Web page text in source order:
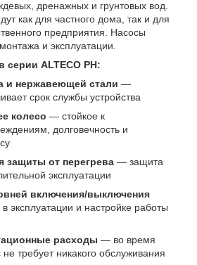
дренажных и грунтовых вод.
как для частного дома, так и для
предприятия. Насосы
и эксплуатации.
серии ALTECO PH:
и нержавеющей стали —
срок службы устройства
колесо — стойкое к
долговечность и
защиты от перегрева — защита
эксплуатации
включения/выключения
эксплуатации и настройке работы
расходы — во время
требует никакого обслуживания